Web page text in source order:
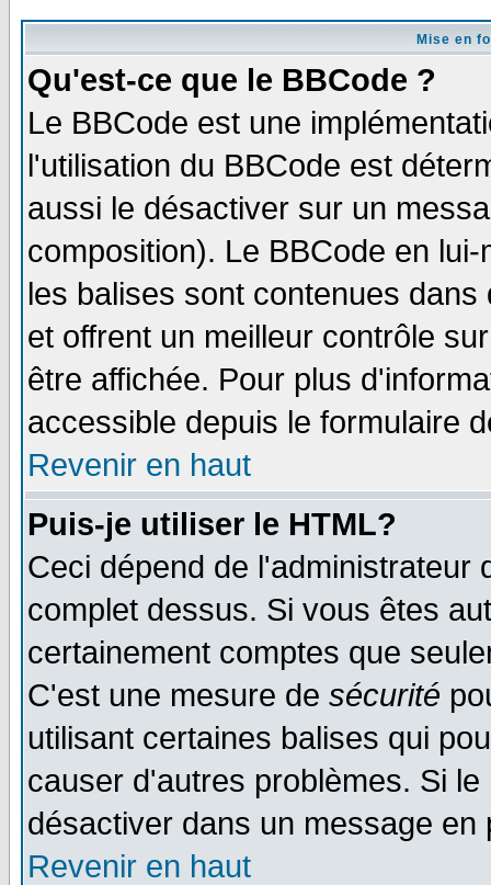
Mise en
Qu'est-ce que le BBCode ?
Le BBCode est une
l'utilisation du BBCode est
aussi le désactiver sur un
composition). Le BBCode en
les balises sont contenues
et offrent un meilleur contrôle
être affichée. Pour plus
accessible depuis le formulaire
Revenir en haut
Puis-je utiliser le HTML?
Ceci dépend de l'administrateur
complet dessus. Si vous êtes
certainement comptes que
C'est une mesure de sécurité
utilisant certaines balises qui
causer d'autres problèmes. Si
désactiver dans un message
Revenir en haut